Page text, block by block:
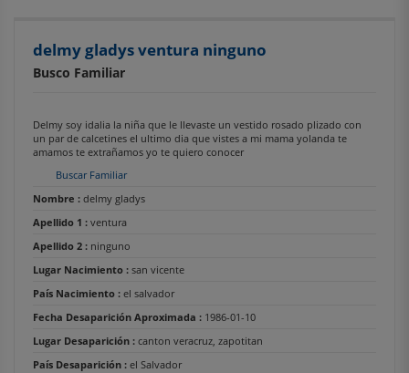
delmy gladys ventura ninguno
Busco Familiar
Delmy soy idalia la niña que le llevaste un vestido rosado plizado con
un par de calcetines el ultimo dia que vistes a mi mama yolanda te
amamos te extrañamos yo te quiero conocer
Buscar Familiar
Nombre : delmy gladys
Apellido 1 : ventura
Apellido 2 : ninguno
Lugar Nacimiento : san vicente
País Nacimiento : el salvador
Fecha Desaparición Aproximada : 1986-01-10
Lugar Desaparición : canton veracruz, zapotitan
País Desaparición : el Salvador